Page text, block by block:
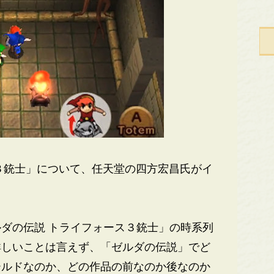
士」について、任天堂の四方宏昌氏がイ
伝説 トライフォース３銃士」の時系列
いことは言えず、「ゼルダの伝説」でど
ドなのか、どの作品の前なのか後なのか